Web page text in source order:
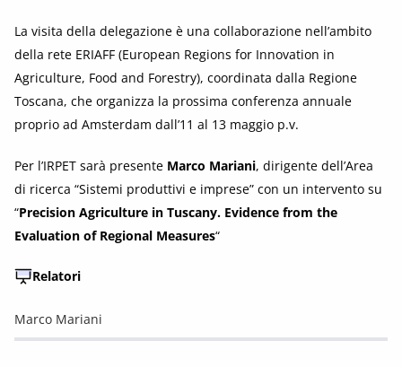
La visita della delegazione è una collaborazione nell’ambito
della rete ERIAFF (European Regions for Innovation in
Agriculture, Food and Forestry), coordinata dalla Regione
Toscana, che organizza la prossima conferenza annuale
proprio ad Amsterdam dall’11 al 13 maggio p.v.
Per l’IRPET sarà presente Marco Mariani, dirigente dell’Area
di ricerca “Sistemi produttivi e imprese” con un intervento su
“Precision Agriculture in Tuscany. Evidence from the
Evaluation of Regional Measures“
Relatori
Marco Mariani